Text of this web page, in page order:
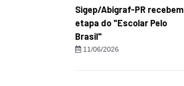
Sigep/Abigraf-PR recebem
etapa do "Escolar Pelo
Brasil"
11/06/2026